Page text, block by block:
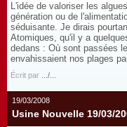
L'idée de valoriser les
génération ou de
séduisante. Je dirais
Atomiques, qu'il y a
dedans : Où sont passées
envahissaient nos plages
Écrit par .../...
19/03/2008
Usine Nouvelle 19/03/